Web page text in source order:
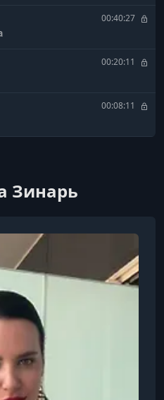
00:40:27
00:20:11
00:08:11
00:17:08
00:28:45
год
Зинарь